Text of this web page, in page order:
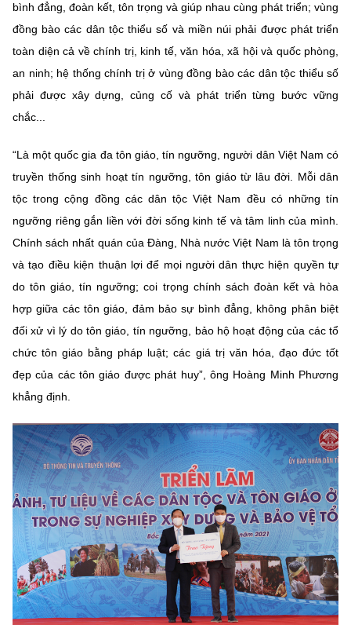
bình đẳng, đoàn kết, tôn trọng và giúp nhau cùng phát triển; vùng
đồng bào các dân tộc thiểu số và miền núi phải được phát triển
toàn diện cả về chính trị, kinh tế, văn hóa, xã hội và quốc phòng,
an ninh; hệ thống chính trị ở vùng đồng bào các dân tộc thiểu số
phải được xây dựng, củng cố và phát triển từng bước vững
chắc...
“Là một quốc gia đa tôn giáo, tín ngưỡng, người dân Việt Nam có
truyền thống sinh hoạt tín ngưỡng, tôn giáo từ lâu đời. Mỗi dân
tộc trong cộng đồng các dân tộc Việt Nam đều có những tín
ngưỡng riêng gắn liền với đời sống kinh tế và tâm linh của mình.
Chính sách nhất quán của Đàng, Nhà nước Việt Nam là tôn trọng
và tạo điều kiện thuận lợi để mọi người dân thực hiện quyền tự
do tôn giáo, tín ngưỡng; coi trọng chính sách đoàn kết và hòa
hợp giữa các tôn giáo, đảm bảo sự bình đẳng, không phân biệt
đối xử vì lý do tôn giáo, tín ngưỡng, bảo hộ hoạt động của các tổ
chức tôn giáo bằng pháp luật; các giá trị văn hóa, đạo đức tốt
đẹp của các tôn giáo được phát huy”, ông Hoàng Minh Phương
khẳng định.